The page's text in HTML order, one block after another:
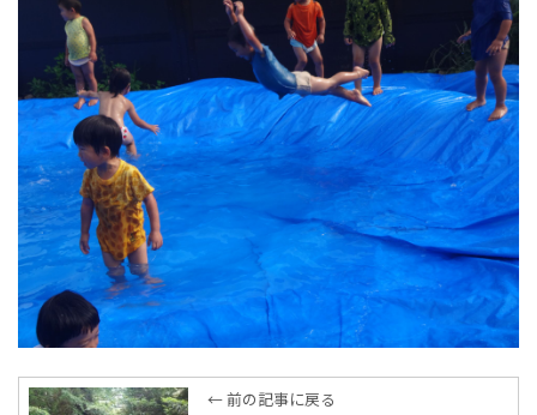
← 前の記事に戻る